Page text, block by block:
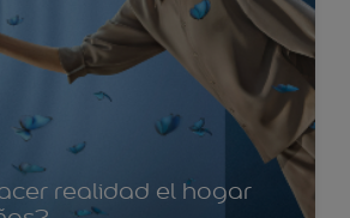
realidad el hogar